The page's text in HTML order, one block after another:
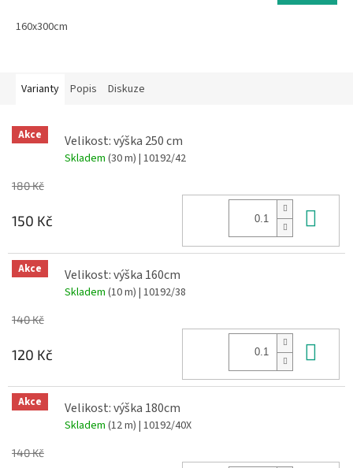
160x300cm
Varianty Popis Diskuze
Akce Velikost: výška 250 cm
Skladem (30 m) | 10192/42
180 Kč
150 Kč
Akce Velikost: výška 160cm
Skladem (10 m) | 10192/38
140 Kč
120 Kč
Akce Velikost: výška 180cm
Skladem (12 m) | 10192/40X
140 Kč